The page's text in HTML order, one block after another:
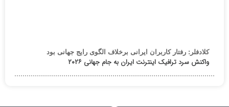
کلادفلر: رفتار کاربران ایرانی برخلاف الگوی رایج جهانی بود
واکنش سرد ترافیک اینترنت ایران به جام جهانی ۲۰۲۶